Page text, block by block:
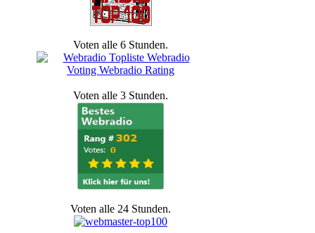
Voten alle 6 Stunden.
Voten alle 3 Stunden.
Voten alle 24 Stunden.